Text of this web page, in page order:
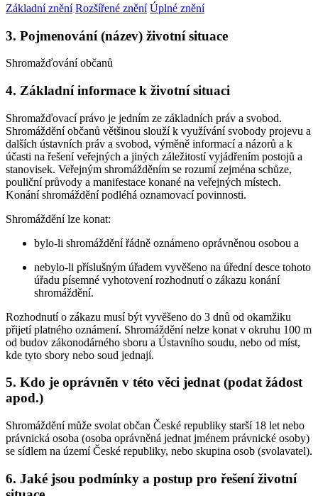
Základní znění Rozšířené znění Úplné znění
3. Pojmenování (název) životní situace
Shromažďování občanů
4. Základní informace k životní situaci
Shromažďovací právo je jedním ze základních práv a svobod.
Shromáždění občanů většinou slouží k využívání svobody projevu a
dalších ústavních práv a svobod, výměně informací a názorů a k
účasti na řešení veřejných a jiných záležitostí vyjádřením postojů a
stanovisek. Veřejným shromážděním se rozumí zejména schůze,
pouliční průvody a manifestace konané na veřejných místech.
Konání shromáždění podléhá oznamovací povinnosti.
Shromáždění lze konat:
bylo-li shromáždění řádně oznámeno oprávněnou osobou a
nebylo-li příslušným úřadem vyvěšeno na úřední desce tohoto
úřadu písemné vyhotovení rozhodnutí o zákazu konání
shromáždění.
Rozhodnutí o zákazu musí být vyvěšeno do 3 dnů od okamžiku
přijetí platného oznámení. Shromáždění nelze konat v okruhu 100 m
od budov zákonodárného sboru a Ústavního soudu, nebo od míst,
kde tyto sbory nebo soud jednají.
5. Kdo je oprávněn v této věci jednat (podat žádost
apod.)
Shromáždění může svolat občan České republiky starší 18 let nebo
právnická osoba (osoba oprávněná jednat jménem právnické osoby)
se sídlem na území České republiky, nebo skupina osob (svolavatel).
6. Jaké jsou podmínky a postup pro řešení životní